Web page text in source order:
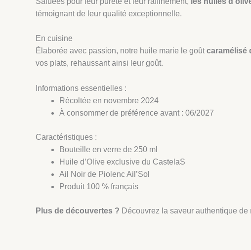
témoignant de leur qualité exceptionnelle.
En cuisine
Élaborée avec passion, notre huile marie le goût caramélisé
vos plats, rehaussant ainsi leur goût.
Informations essentielles :
Récoltée en novembre 2024
À consommer de préférence avant : 06/2027
Caractéristiques :
Bouteille en verre de 250 ml
Huile d’Olive exclusive du CastelaS
Ail Noir de Piolenc Ail’Sol
Produit 100 % français
Plus de découvertes ? Découvrez la saveur authentique de